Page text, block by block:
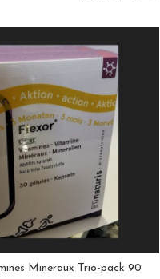
Mineraux Trio-pack 90